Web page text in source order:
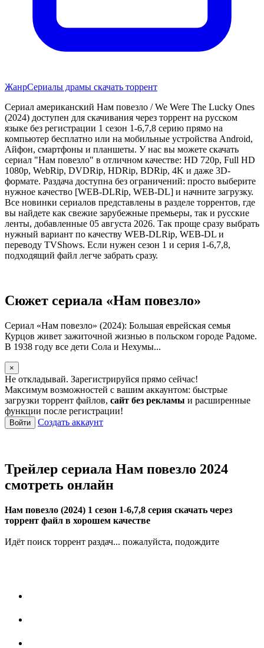
ЖанрСериалы драмы скачать торрент
Сериал американский Нам повезло / We Were The Lucky Ones
(2024) доступен для скачивания через торрент на русском
языке без регистрации 1 сезон 1-6,7,8 серию прямо на
компьютер бесплатно или на мобильные устройства Android,
Айфон, смартфоны и планшеты. У нас вы можете скачать
сериал "Нам повезло" в отличном качестве: HD 720p, Full HD
1080p, WebRip, DVDRip, HDRip, BDRip, 4K и даже 3D-
формате. Раздача доступна без ограничений: просто выберите
нужное качество [WEB-DLRip, WEB-DL] и начните загрузку.
Все новинки сериалов представлены в разделе торрентов, где
вы найдете как свежие зарубежные премьеры, так и русские
ленты, добавленные 05 августа 2026. Так проще сразу выбрать
нужный вариант по качеству WEB-DLRip, WEB-DL и
переводу TVShows. Если нужен сезон 1 и серия 1-6,7,8,
подходящий файл легче забрать сразу.
Сюжет сериала «Нам повезло»
Сериал «Нам повезло» (2024): Большая еврейская семья
Курцов живет зажиточной жизнью в польском городе Радоме.
В 1938 году все дети Сола и Нехумы...
×
Не откладывай. Зарегистрируйся прямо сейчас!
Максимум возможностей с вашим аккаунтом: быстрые
загрузки торрент файлов, сайт без рекламы и расширенные
функции после регистрации!
Войти Создать аккаунт
Трейлер сериала Нам повезло 2024
смотреть онлайн
Нам повезло (2024) 1 сезон 1-6,7,8 серия скачать через
торрент файл в хорошем качестве
Идёт поиск торрент раздач... пожалуйста, подождите